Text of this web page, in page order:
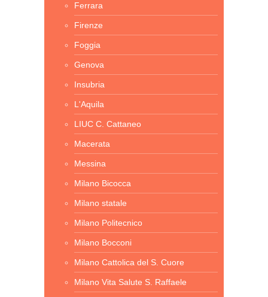
Ferrara
Firenze
Foggia
Genova
Insubria
L'Aquila
LIUC C. Cattaneo
Macerata
Messina
Milano Bicocca
Milano statale
Milano Politecnico
Milano Bocconi
Milano Cattolica del S. Cuore
Milano Vita Salute S. Raffaele